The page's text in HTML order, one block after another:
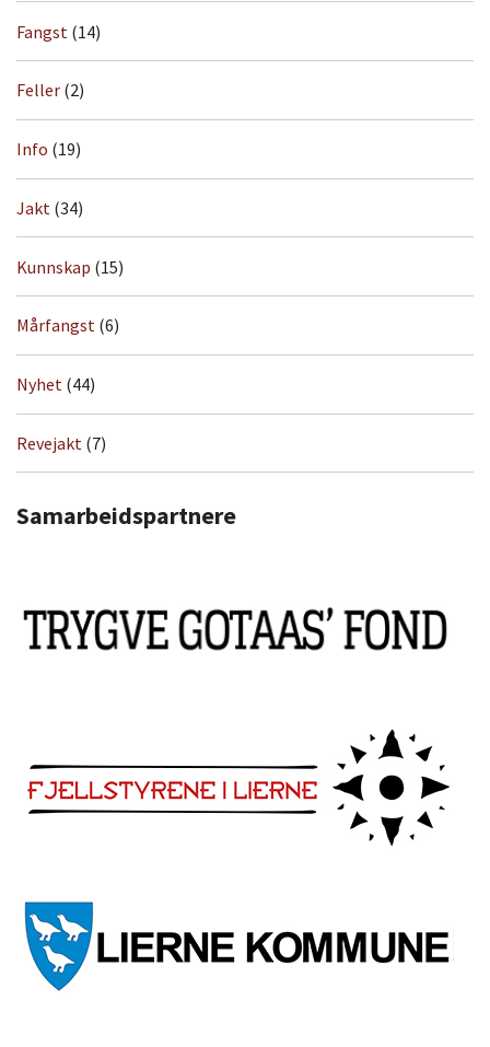
Fangst (14)
Feller (2)
Info (19)
Jakt (34)
Kunnskap (15)
Mårfangst (6)
Nyhet (44)
Revejakt (7)
Samarbeidspartnere